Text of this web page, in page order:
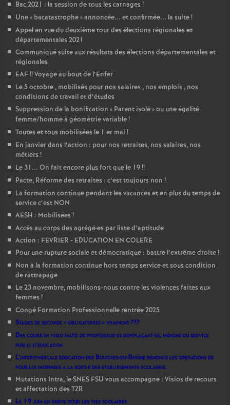
Bac 2021 : la session de tous les carnages !
Une « bacatastrophe» annoncée... et confirmée... la suite!
Appel en vue du deuxième tour des élections régionales et
départementales 2021
Communiqué suite aux résultats des élections départementales et
régionales
EAF!! Voyage au bout de l’Enfer
Le 5 octobre , mobilisés pour nos salaires , nos emplois , nos
conditions de travail et d’études
Suppression de la bonification « Parent isolé» ou une égalité
femme/homme à géométrie variable!
Toutes et tous mobilisées le 1 er mai !
En janvier dans l’action : pour nos retraites, nos salaires, nos
métiers !
Le 31... On fait encore plus fort que le 19!!
Pacte, Réforme des retraites : c’est toujours non !
La formation continue pendant les vacances et en plus du temps de
service c’est NON
AESH : Mobilisées !
Accès au corps des agrégé·es par liste d’aptitude
Action : FEVRIER - EDUCATION EN COLERE
Pour une rupture sociale et démocratique : battre l’extrême droite!
Non à la formation continue hors temps service et sous condition
de rattrapage
Le 23 novembre, mobilisons-nous contre les violences faites aux
femmes !
Congé Formation Professionnelle rentrée 2025
Stages de seconde «obligatoires» vraiment???
Des cours en visio faute de professeur·es remplaçant·es, indigne du service
public d’éducation
L’intersyndicale éducation des Bouches-du-Rhône dénonce les opérations de
fouilles inopinées à la sortie des établissements scolaires.
Mutations Intra, le SNES FSU vous accompagne : Visios de recours
et affectation des TZR
Le 19 juin en grève pour les vies scolaires